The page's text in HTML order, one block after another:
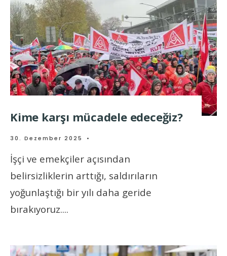
Kime karşı mücadele edeceğiz?
30. Dezember 2025 •
İşçi ve emekçiler açısından
belirsizliklerin arttığı, saldırıların
yoğunlaştığı bir yılı daha geride
bırakıyoruz....